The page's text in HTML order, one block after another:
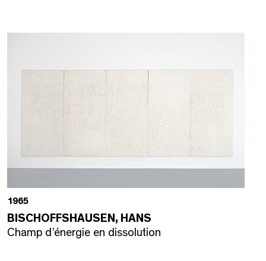
1965
BISCHOFFSHAUSEN, HANS
Champ d’énergie en dissolution